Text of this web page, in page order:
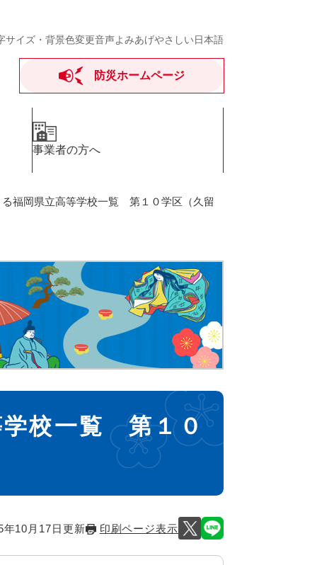
サイズ・背景色変更音声よみあげやさしい日本語
防災ホームページ
事業者の方へ
る福岡県立高等学校一覧 第１０学区（久留
学校一覧 第１０
年10月17日更新 印刷ページ表示